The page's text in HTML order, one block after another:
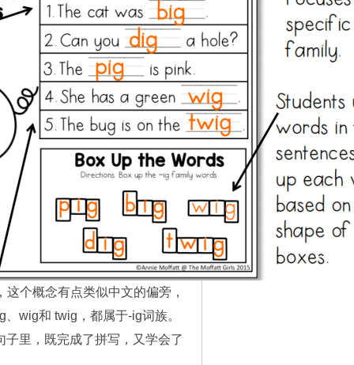
个概念有点类似中文的偏旁，
wig和 twig，都属于-ig词族。
里，既完成了拼写，又学会了